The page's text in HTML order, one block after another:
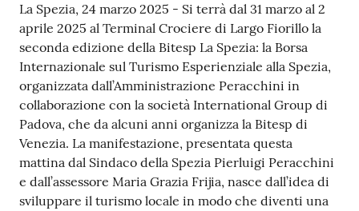
i
a
g
Contenuto
La Spezia, 24 marzo 2025 - Si terrà dal 31 marzo al 2
aprile 2025 al Terminal Crociere di Largo Fiorillo la
seconda edizione della Bitesp La Spezia: la Borsa
Internazionale sul Turismo Esperienziale alla Spezia,
organizzata dall’Amministrazione Peracchini in
collaborazione con la società International Group di
Padova, che da alcuni anni organizza la Bitesp di
Venezia. La manifestazione, presentata questa
mattina dal Sindaco della Spezia Pierluigi Peracchini
e dall’assessore Maria Grazia Frijia, nasce dall’idea di
sviluppare il turismo locale in modo che diventi una